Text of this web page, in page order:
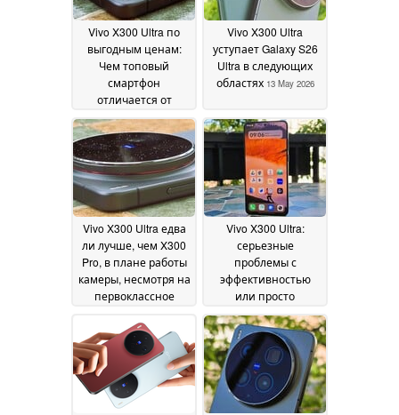
Vivo X300 Ultra по
выгодным ценам:
Чем топовый
смартфон
отличается от
импортной модели?
14 May 2026
Vivo X300 Ultra
уступает Galaxy S26
Ultra в следующих
областях 13 May 2026
Vivo X300 Ultra едва
ли лучше, чем X300
Pro, в плане работы
камеры, несмотря на
первоклассное
2026
Vivo X300 Ultra:
серьезные
проблемы с
эффективностью
или просто
неудачный старт
флагманского
телефона?12 May 2026